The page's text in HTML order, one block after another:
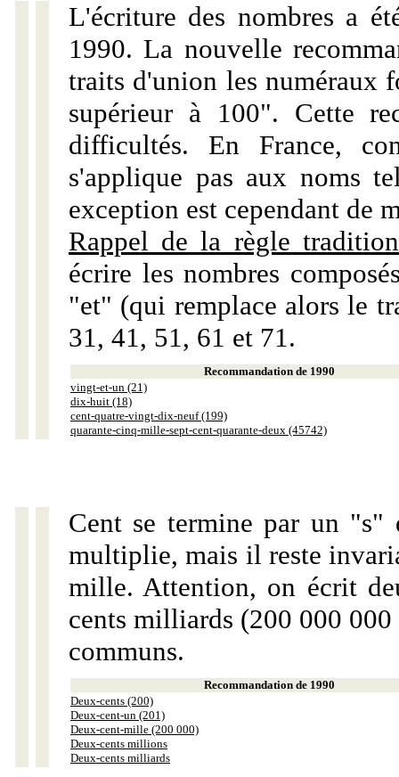
L'écriture des nombres a
1990. La nouvelle
traits d'union les numéraux
supérieur à 100". Cette
difficultés. En France,
s'applique pas aux noms
exception est cependant de
Rappel de la règle
écrire les nombres
"et" (qui remplace alors le
31, 41, 51, 61 et 71.
Recommandation de 1990
vingt-et-un (21)
dix-huit (18)
cent-quatre-vingt-dix-neuf (199)
quarante-cinq-mille-sept-cent-quarante-deux (45742)
Cent se termine par un "s"
multiplie, mais il reste
mille. Attention, on écrit
cents milliards (200 000
communs.
Recommandation de 1990
Deux-cents (200)
Deux-cent-un (201)
Deux-cent-mille (200 000)
Deux-cents millions
Deux-cents milliards